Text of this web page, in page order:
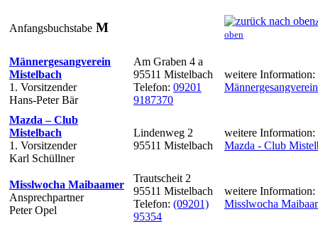
Anfangsbuchstabe M
oben
Männergesangverein
Mistelbach
1. Vorsitzender
Hans-Peter Bär
Am Graben 4 a
95511 Mistelbach
Telefon: 09201
9187370
weitere Information:
Mazda – Club
Mistelbach
1. Vorsitzender
Karl Schüllner
Lindenweg 2
95511 Mistelbach
weitere Information:
Mazda - Club
Misslwocha Maibaamer
Ansprechpartner
Peter Opel
Trautscheit 2
95511 Mistelbach
Telefon: (09201)
95354
weitere Information:
Misslwocha